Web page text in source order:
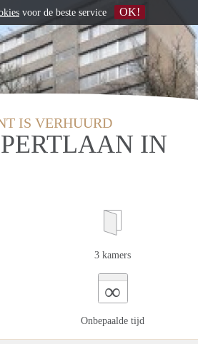
IS VERHUURD
IN
3 kamers
∞
Onbepaalde tijd
voor de beste service OK!